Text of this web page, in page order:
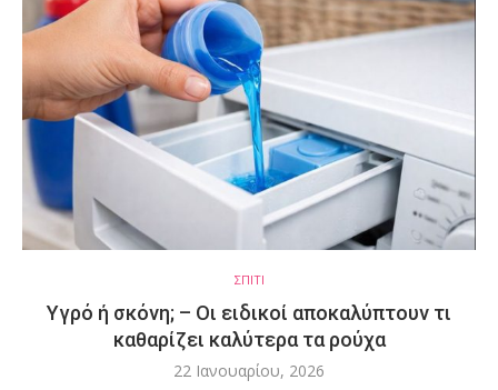
ΣΠΙΤΙ
Υγρό ή σκόνη; – Οι ειδικοί αποκαλύπτουν τι
καθαρίζει καλύτερα τα ρούχα
22 Ιανουαρίου, 2026